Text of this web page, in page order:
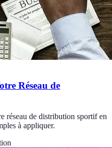
Réseau de
réseau de distribution sportif en
à appliquer.